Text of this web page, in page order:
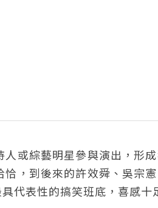
或綜藝明星參與演出，形
，到後來的許效舜、吳宗
代表性的搞笑班底，喜感十